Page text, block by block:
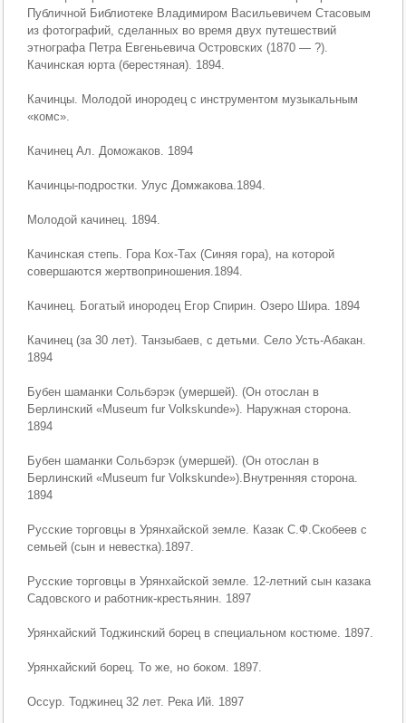
Публичной Библиотеке Владимиром Васильевичем Стасовым
из фотографий, сделанных во время двух путешествий
этнографа Петра Евгеньевича Островских (1870 — ?).
Качинская юрта (берестяная). 1894.
Качинцы. Молодой инородец с инструментом музыкальным
«комс».
Качинец Ал. Доможаков. 1894
Качинцы-подростки. Улус Домжакова.1894.
Молодой качинец. 1894.
Качинская степь. Гора Кох-Тах (Синяя гора), на которой
совершаются жертвоприношения.1894.
Качинец. Богатый инородец Егор Спирин. Озеро Шира. 1894
Качинец (за 30 лет). Танзыбаев, с детьми. Село Усть-Абакан.
1894
Бубен шаманки Сольбэрэк (умершей). (Он отослан в
Берлинский «Museum fur Volkskunde»). Наружная сторона.
1894
Бубен шаманки Сольбэрэк (умершей). (Он отослан в
Берлинский «Museum fur Volkskunde»).Внутренняя сторона.
1894
Русские торговцы в Урянхайской земле. Казак С.Ф.Скобеев с
семьей (сын и невестка).1897.
Русские торговцы в Урянхайской земле. 12-летний сын казака
Садовского и работник-крестьянин. 1897
Урянхайский Тоджинский борец в специальном костюме. 1897.
Урянхайский борец. То же, но боком. 1897.
Оссур. Тоджинец 32 лет. Река Ий. 1897